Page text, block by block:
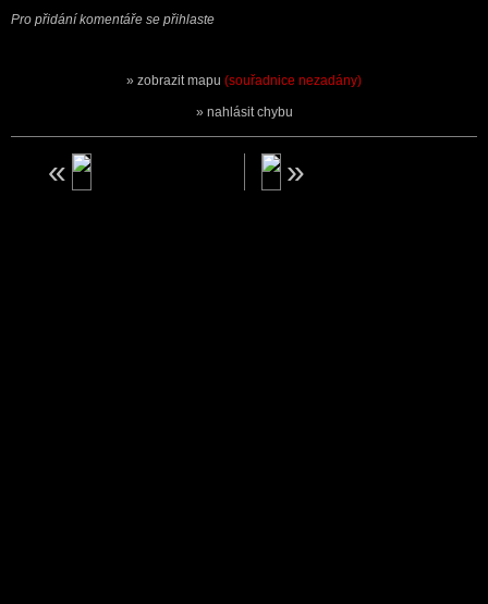
Pro přidání komentáře se přihlaste
zobrazit mapu (souřadnice nezadány)
nahlásit chybu